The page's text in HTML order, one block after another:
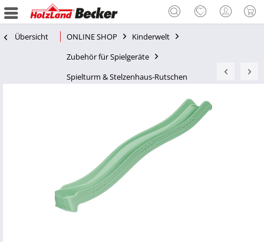
Übersicht ONLINE SHOP
Kinderwelt
Zubehör für Spielgeräte
Spielturm & Stelzenhaus-Rutschen